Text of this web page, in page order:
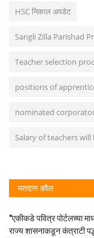
HSC निकाल अपडेट
Sangli Zilla Parishad
Teacher selection
positions of
nominated
Salary of teachers
मतदान कौल
"एकीकडे पवित्र पोर्टलच्या
राज्य शासनाकडून कंत्राटी